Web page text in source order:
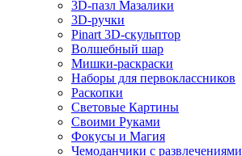
3D-пазл Мазалики
3D-ручки
Pinart 3D-скульптор
Волшебный шар
Мишки-раскраски
Наборы для первоклассников
Раскопки
Световые Картины
Своими Руками
Фокусы и Магия
Чемоданчики с развлечениями